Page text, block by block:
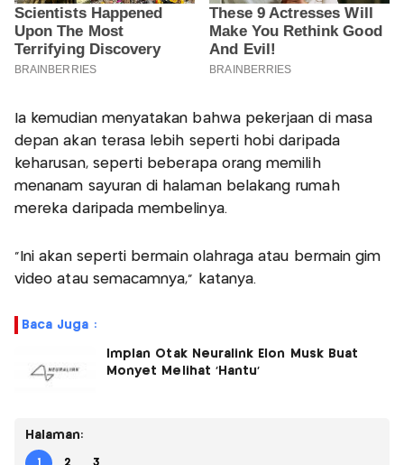
Ia kemudian menyatakan bahwa pekerjaan di masa
depan akan terasa lebih seperti hobi daripada
keharusan, seperti beberapa orang memilih
menanam sayuran di halaman belakang rumah
mereka daripada membelinya.
“Ini akan seperti bermain olahraga atau bermain gim
video atau semacamnya,” katanya.
Baca Juga :
Implan Otak Neuralink Elon Musk Buat
Monyet Melihat ‘Hantu’
Halaman:
1 2 3